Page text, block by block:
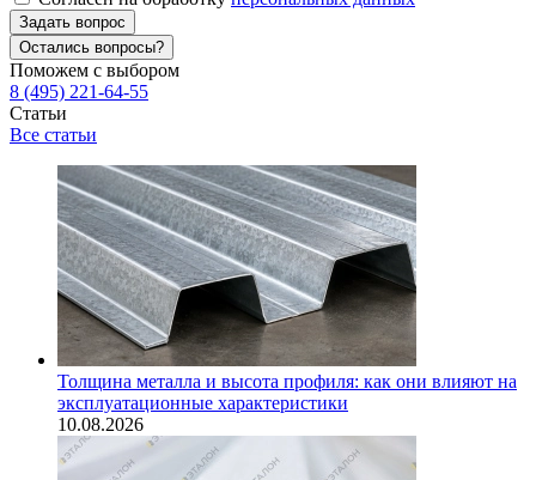
Задать вопрос
Остались вопросы?
Поможем с выбором
8 (495) 221-64-55
Статьи
Все статьи
Толщина металла и высота профиля: как они влияют на
эксплуатационные характеристики
10.08.2026